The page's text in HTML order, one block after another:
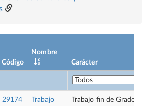
Código
Nombre
Carácter
29174
Trabajo
Trabajo fin de Grado